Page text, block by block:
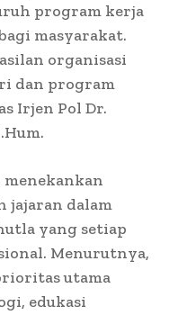
program kerja
masyarakat.
organisasi
dan program
Irjen Pol Dr.
menekankan
jajaran dalam
yang setiap
Menurutnya,
utama
edukasi